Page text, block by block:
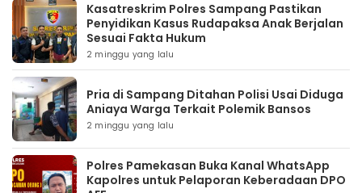
Kasatreskrim Polres Sampang Pastikan
Penyidikan Kasus Rudapaksa Anak Berjalan
Sesuai Fakta Hukum
2 minggu yang lalu
Pria di Sampang Ditahan Polisi Usai Diduga
Aniaya Warga Terkait Polemik Bansos
2 minggu yang lalu
Polres Pamekasan Buka Kanal WhatsApp
Kapolres untuk Pelaporan Keberadaan DPO